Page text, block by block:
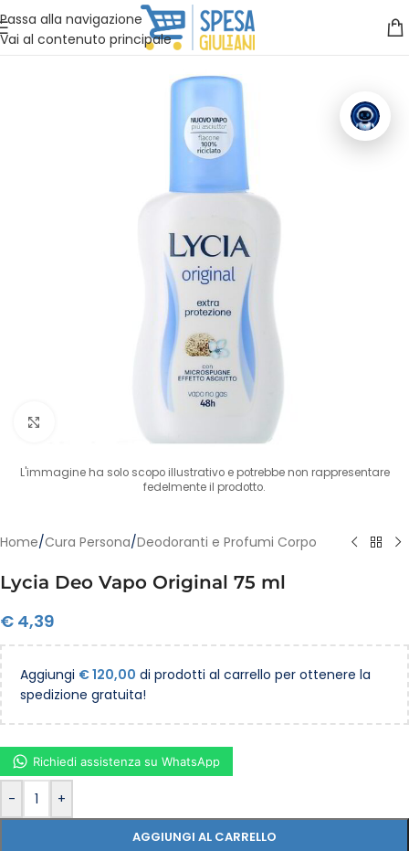
Passa alla navigazione
Vai al contenuto principale
Vuoi assistenza?Clicca qui e ti richiamiamo noi
L'immagine ha solo scopo illustrativo e potrebbe non rappresentare
fedelmente il prodotto.
Home/Cura Persona/Deodoranti e Profumi Corpo
Lycia Deo Vapo Original 75 ml
€ 4,39
Aggiungi €120,00 di prodotti al carrello per ottenere la
spedizione gratuita!
- +
AGGIUNGI AL CARRELLO
Richiedi assistenza su WhatsApp